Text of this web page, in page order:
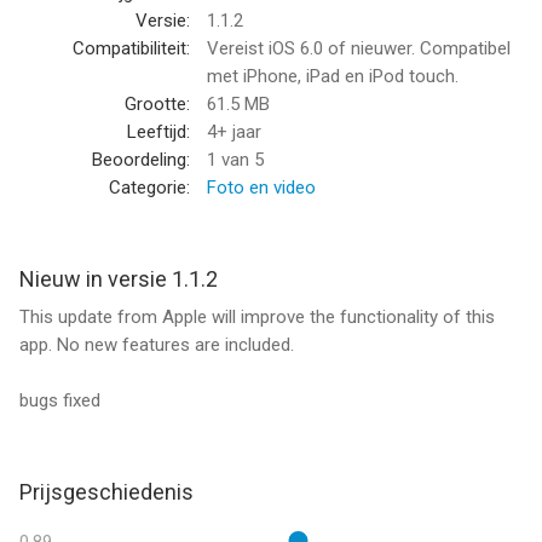
- Tons of amazing photo effects! Including vintage,vignette,
grunge,scratch,space,light, etc!
• Frames & Shapes
- Choose from a collection of shapes, frames, overlays, color
texture, light-leaks and more to add that extra flair to your
• Enhance tools
- Adjust the sharpness,brightness, saturation, contrast,RGB,
Any feedback,suggestion will be welcome.
Versie:
1.1.2
Compatibiliteit:
Vereist iOS 6.0 of nieuwer. Compatibel
met iPhone, iPad en iPod touch.
Grootte:
61.5 MB
Leeftijd:
4+ jaar
Beoordeling:
1 van 5
Categorie:
Foto en video
Nieuw in versie 1.1.2
This update from Apple will improve the functionality of this
app. No new features are included.
bugs fixed
Prijsgeschiedenis